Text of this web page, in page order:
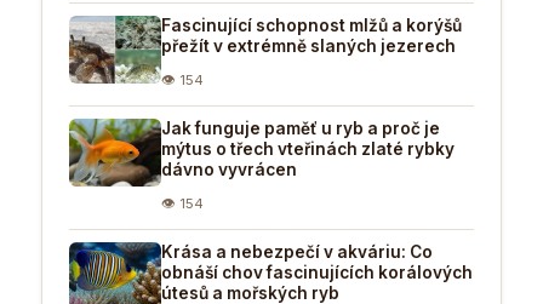
Fascinující schopnost mlžů a korýšů
přežít v extrémně slaných jezerech
👁 154
Jak funguje paměť u ryb a proč je
mýtus o třech vteřinách zlaté rybky
dávno vyvrácen
👁 154
Krása a nebezpečí v akváriu: Co
obnáší chov fascinujících korálových
útesů a mořských ryb